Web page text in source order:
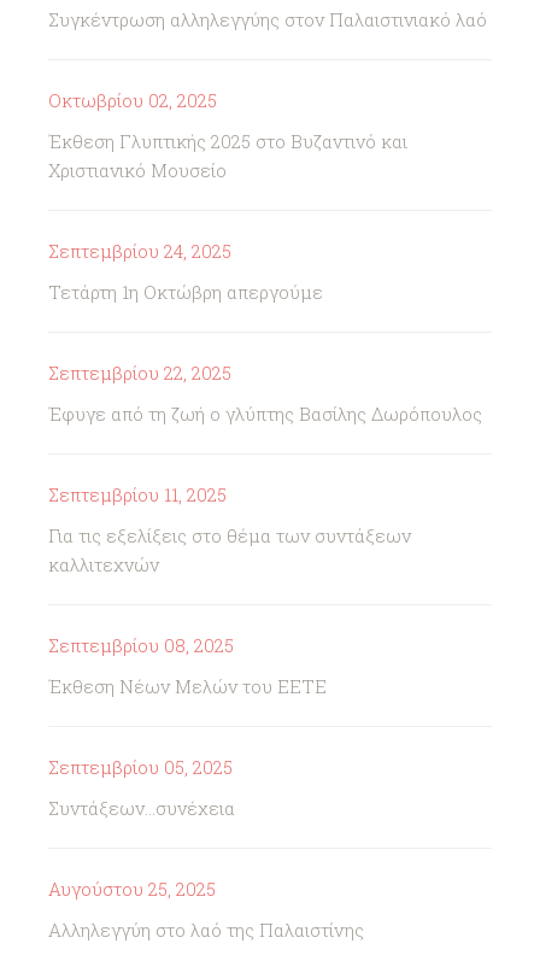
Συγκέντρωση αλληλεγγύης στον Παλαιστινιακό λαό
Οκτωβρίου 02, 2025
Έκθεση Γλυπτικής 2025 στο Βυζαντινό και
Χριστιανικό Μουσείο
Σεπτεμβρίου 24, 2025
Τετάρτη 1η Οκτώβρη απεργούμε
Σεπτεμβρίου 22, 2025
Έφυγε από τη ζωή ο γλύπτης Βασίλης Δωρόπουλος
Σεπτεμβρίου 11, 2025
Για τις εξελίξεις στο θέμα των συντάξεων
καλλιτεχνών
Σεπτεμβρίου 08, 2025
Έκθεση Νέων Μελών του ΕΕΤΕ
Σεπτεμβρίου 05, 2025
Συντάξεων...συνέχεια
Αυγούστου 25, 2025
Αλληλεγγύη στο λαό της Παλαιστίνης